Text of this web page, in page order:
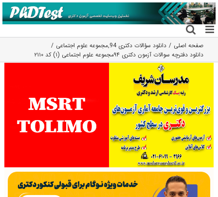
رفتن
به
محتوا
صفحه اصلی دانلود سؤالات دکتری 94 ,مجموعه علوم اجتماعی
دانلود دفترچه سوالات آزمون دکتری ۹۴مجموعه علوم اجتماعی (۱) کد ۲۱۱۰